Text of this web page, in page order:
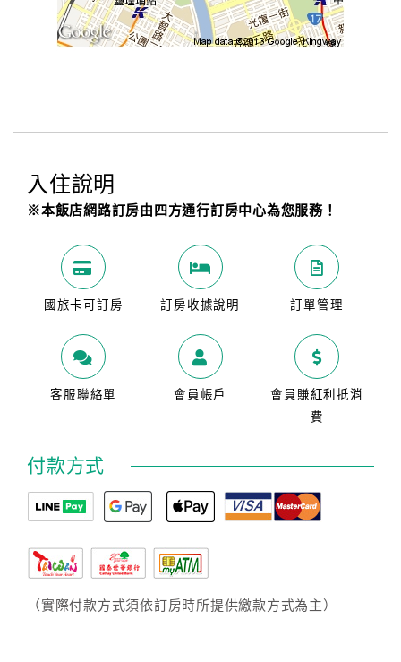
入住說明
※本飯店網路訂房由四方通行訂房中心為您服務！
國旅卡可訂房 訂房收據說明 訂單管理
客服聯絡單 會員帳戶
會員賺紅利抵消
費
付款方式
（實際付款方式須依訂房時所提供繳款方式為主）